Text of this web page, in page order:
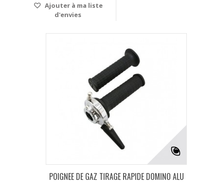
Ajouter à ma liste
d'envies
POIGNEE DE GAZ TIRAGE RAPIDE DOMINO ALU